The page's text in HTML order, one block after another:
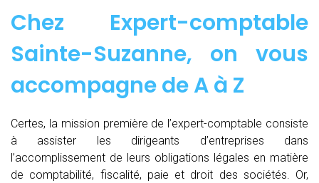
Chez Expert-comptable
Sainte-Suzanne, on vous
accompagne deA à Z
Certes, la mission première de l’expert-comptable consiste
à assister les dirigeants d’entreprises dans
l’accomplissement de leurs obligations légales en matière
de comptabilité, fiscalité, paie et droit des sociétés. Or,